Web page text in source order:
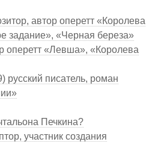
автор оперетт «Королева
задание», «Черная береза»
оперетт «Левша», «Королева
писатель, роман
Печкина?
участник создания